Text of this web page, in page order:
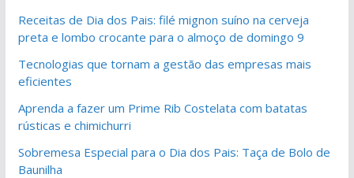
Receitas de Dia dos Pais: filé mignon suíno na cerveja
preta e lombo crocante para o almoço de domingo 9
Tecnologias que tornam a gestão das empresas mais
eficientes
Aprenda a fazer um Prime Rib Costelata com batatas
rústicas e chimichurri
Sobremesa Especial para o Dia dos Pais: Taça de Bolo de
Baunilha